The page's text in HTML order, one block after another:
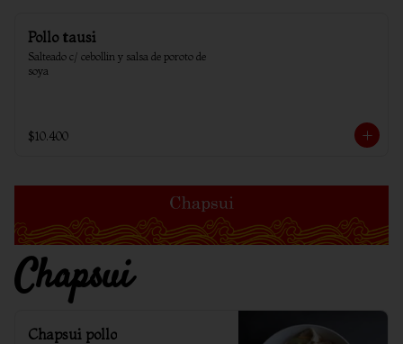
Pollo tausi
Salteado c/ cebollin y salsa de poroto de
soya
$10.400
Chapsui
Chapsui pollo